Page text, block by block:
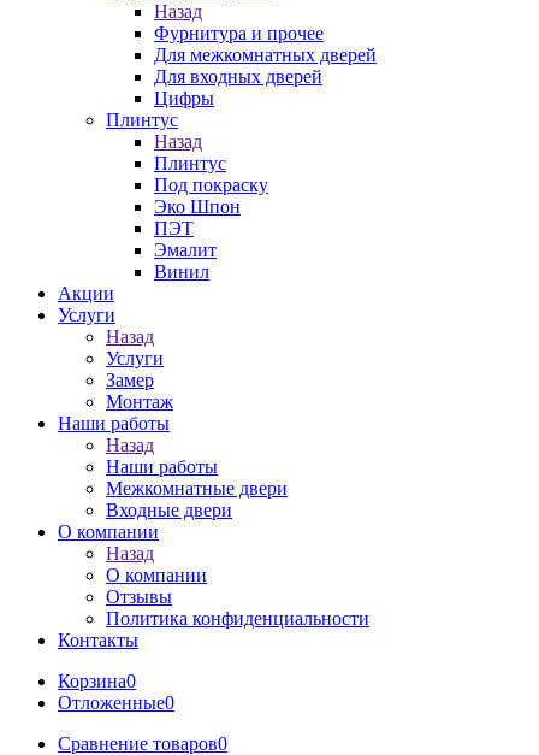
Назад
Фурнитура и прочее
Для межкомнатных дверей
Для входных дверей
Цифры
Плинтус
Назад
Плинтус
Под покраску
Эко Шпон
ПЭТ
Эмалит
Винил
Акции
Услуги
Назад
Услуги
Замер
Монтаж
Наши работы
Назад
Наши работы
Межкомнатные двери
Входные двери
О компании
Назад
О компании
Отзывы
Политика конфиденциальности
Контакты
Корзина0
Отложенные0
Сравнение товаров0